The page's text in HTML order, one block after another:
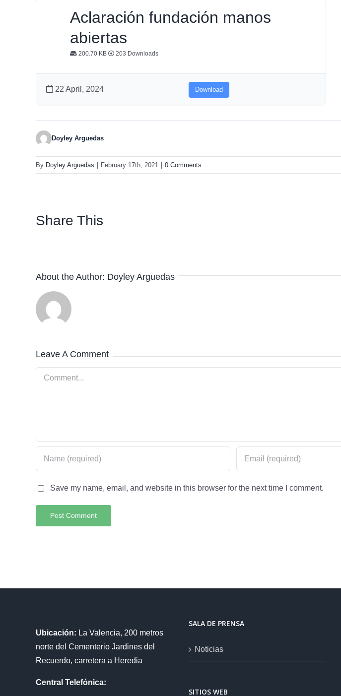
Aclaración fundación manos
abiertas
200.70 KB 203 Downloads
22 April, 2024 Download
Doyley Arguedas
By Doyley Arguedas | February 17th, 2021 | 0 Comments
Share This
About the Author: Doyley Arguedas
Leave A Comment
Comment
Save my name, email, and website in this browser for the next time I comment.
Ubicación: La Valencia, 200 metros
norte del Cementerio Jardines del
Recuerdo, carretera a Heredia
Central Telefónica:
SALA DE PRENSA
Noticias
SITIOS WEB